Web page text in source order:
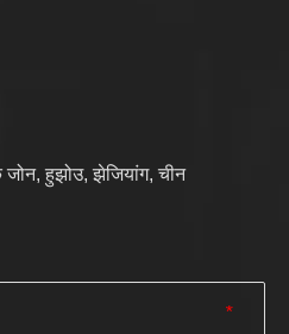
जोन, हुझोउ, झेजियांग, चीन
*